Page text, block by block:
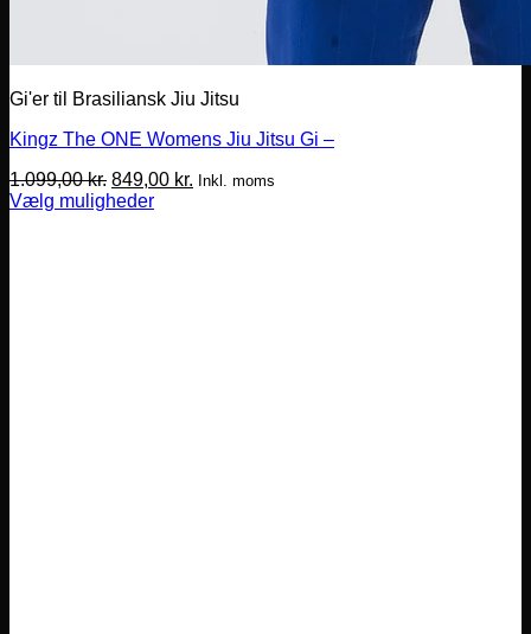
Gi'er til Brasiliansk Jiu Jitsu
Kingz The ONE Womens Jiu Jitsu Gi –
1.099,00kr. Den
oprindelige
849,00 kr. Den
Inkl. moms
Vælg muligheder